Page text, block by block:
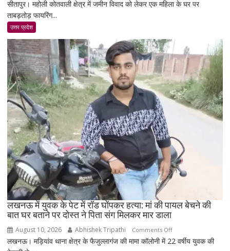
मांग
सीतापुर
पर
25
राउंड
फायरिंग
कराने
महिला
बोली-
घर
से
की
दी,
डेढ़
सीतापुर। महोली कोतवाली क्षेत्र में जमीन विवाद को लेकर एक महिला के घर पर
ताबड़तोड़ फायरिंग...
उत्तर प्रदेश
लखनऊ में युवक के पेट में रॉड घोंपकर हत्या: मां की पायल बेचने की
बात घर बताने पर दोस्त ने पिता संग मिलकर मार डाला
August 10, 2026 Abhishek Tripathi Comments Offon
लखनऊ
लखनऊ। मड़ियांव थाना क्षेत्र के फैजुल्लागंज की मामा कॉलोनी में 22 वर्षीय युवक की